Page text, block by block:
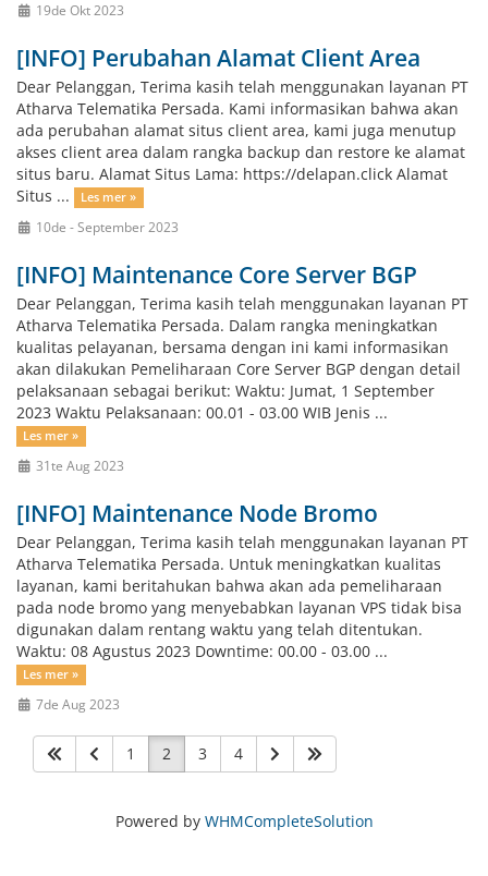
19de Okt 2023
[INFO] Perubahan Alamat Client Area
Dear Pelanggan, Terima kasih telah menggunakan layanan PT
Atharva Telematika Persada. Kami informasikan bahwa akan
ada perubahan alamat situs client area, kami juga menutup
akses client area dalam rangka backup dan restore ke alamat
situs baru. Alamat Situs Lama: https://delapan.click Alamat
Situs ...
Les mer »
10de - September 2023
[INFO] Maintenance Core Server BGP
Dear Pelanggan, Terima kasih telah menggunakan layanan PT
Atharva Telematika Persada. Dalam rangka meningkatkan
kualitas pelayanan, bersama dengan ini kami informasikan
akan dilakukan Pemeliharaan Core Server BGP dengan detail
pelaksanaan sebagai berikut: Waktu: Jumat, 1 September
2023 Waktu Pelaksanaan: 00.01 - 03.00 WIB Jenis ...
Les mer »
31te Aug 2023
[INFO] Maintenance Node Bromo
Dear Pelanggan, Terima kasih telah menggunakan layanan PT
Atharva Telematika Persada. Untuk meningkatkan kualitas
layanan, kami beritahukan bahwa akan ada pemeliharaan
pada node bromo yang menyebabkan layanan VPS tidak bisa
digunakan dalam rentang waktu yang telah ditentukan.
Waktu: 08 Agustus 2023 Downtime: 00.00 - 03.00 ...
Les mer »
7de Aug 2023
1 2 3 4
Powered by WHMCompleteSolution